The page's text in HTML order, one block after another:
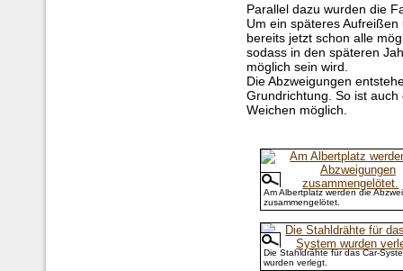
Parallel dazu wurden die
Um ein späteres
bereits jetzt schon alle
sodass in den späteren
möglich sein wird.
Die Abzweigungen
Grundrichtung. So ist
Weichen möglich.
Am Albertplatz werden die
zusammengelötet.
Die Stahldrähte für das Car-
wurden verlegt.